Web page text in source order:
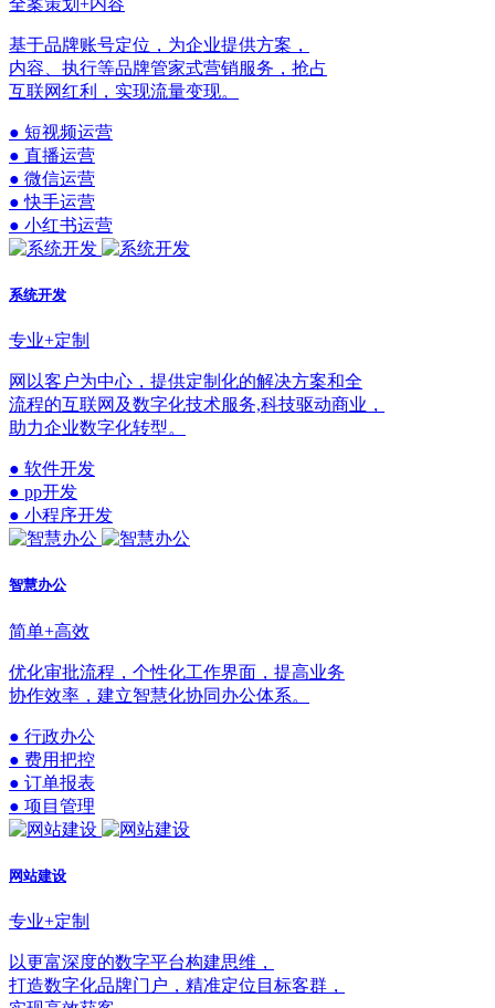
基于品牌账号定位，为企业提供方案，
内容、执行等品牌管家式营销服务，抢占
互联网红利，实现流量变现。
● 短视频运营
● 直播运营
● 微信运营
● 快手运营
● 小红书运营
系统开发
专业+定制
网以客户为中心，提供定制化的解决方案和全
流程的互联网及数字化技术服务,科技驱动商业，
助力企业数字化转型。
● 软件开发
● pp开发
● 小程序开发
智慧办公
简单+高效
优化审批流程，个性化工作界面，提高业务
协作效率，建立智慧化协同办公体系。
● 行政办公
● 费用把控
● 订单报表
● 项目管理
网站建设
专业+定制
以更富深度的数字平台构建思维，
打造数字化品牌门户，精准定位目标客群，